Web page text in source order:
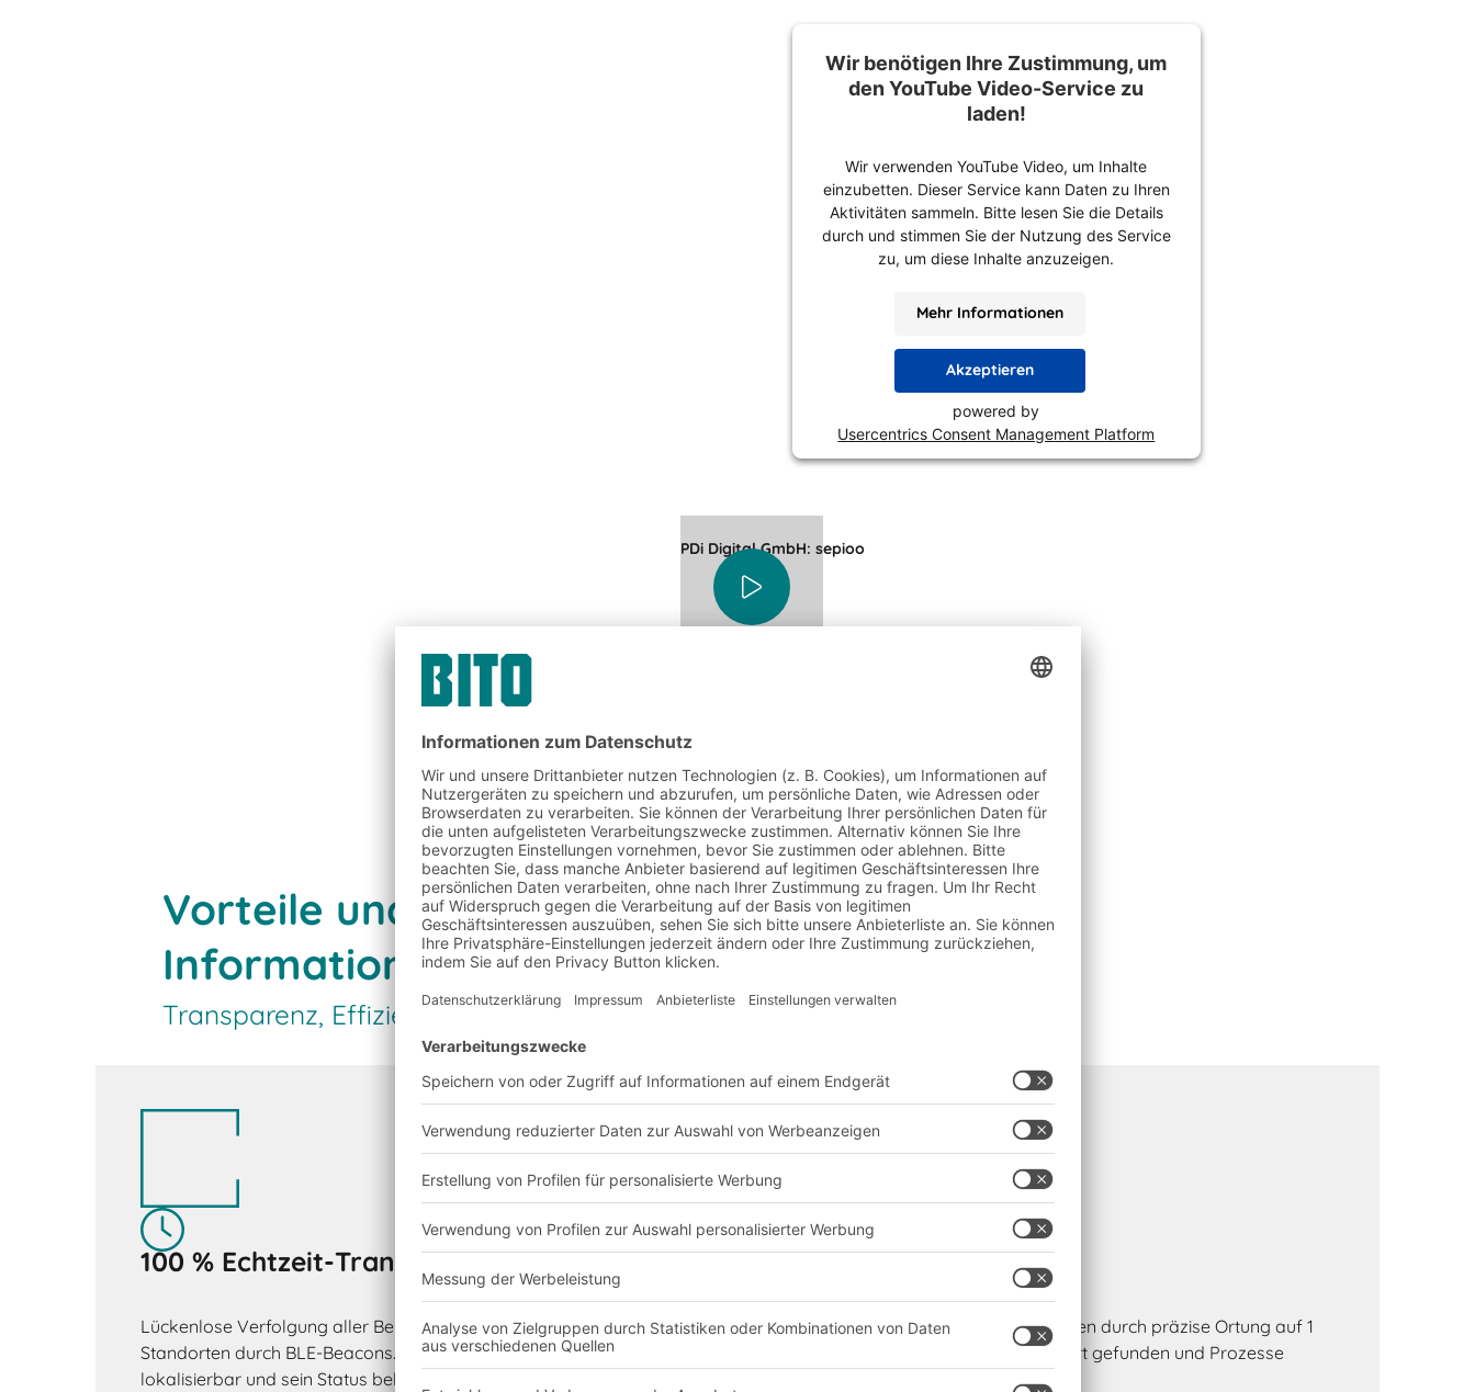
Wir benötigen Ihre Zustimmung, um
den YouTube Video-Service zu
laden!
Wir verwenden YouTube Video, um Inhalte
einzubetten. Dieser Service kann Daten zu Ihren
Aktivitäten sammeln. Bitte lesen Sie die Details
durch und stimmen Sie der Nutzung des Service
zu, um diese Inhalte anzuzeigen.
Mehr Informationen
Akzeptieren
powered by
Usercentrics Consent Management Platform
PDi Digital GmbH: sepioo
Vorteile und Kennzahlen standortbezogener
Informationen auf einen Blick
Transparenz, Effizienz und Prozesssicherheit im Behältermanagement
100 % Echtzeit-Transparenz
Lückenlose Verfolgung aller Behälterbewegungen zwischen
Standorten durch BLE-Beacons. Jeder Behälter ist jederzeit
lokalisierbar und sein Status bekannt.
70 % schnellere Suche
Reduzierte Such- und Reaktionszeiten durch präzise Ortung auf 1
Meter genau. Behälter werden sofort gefunden und Prozesse